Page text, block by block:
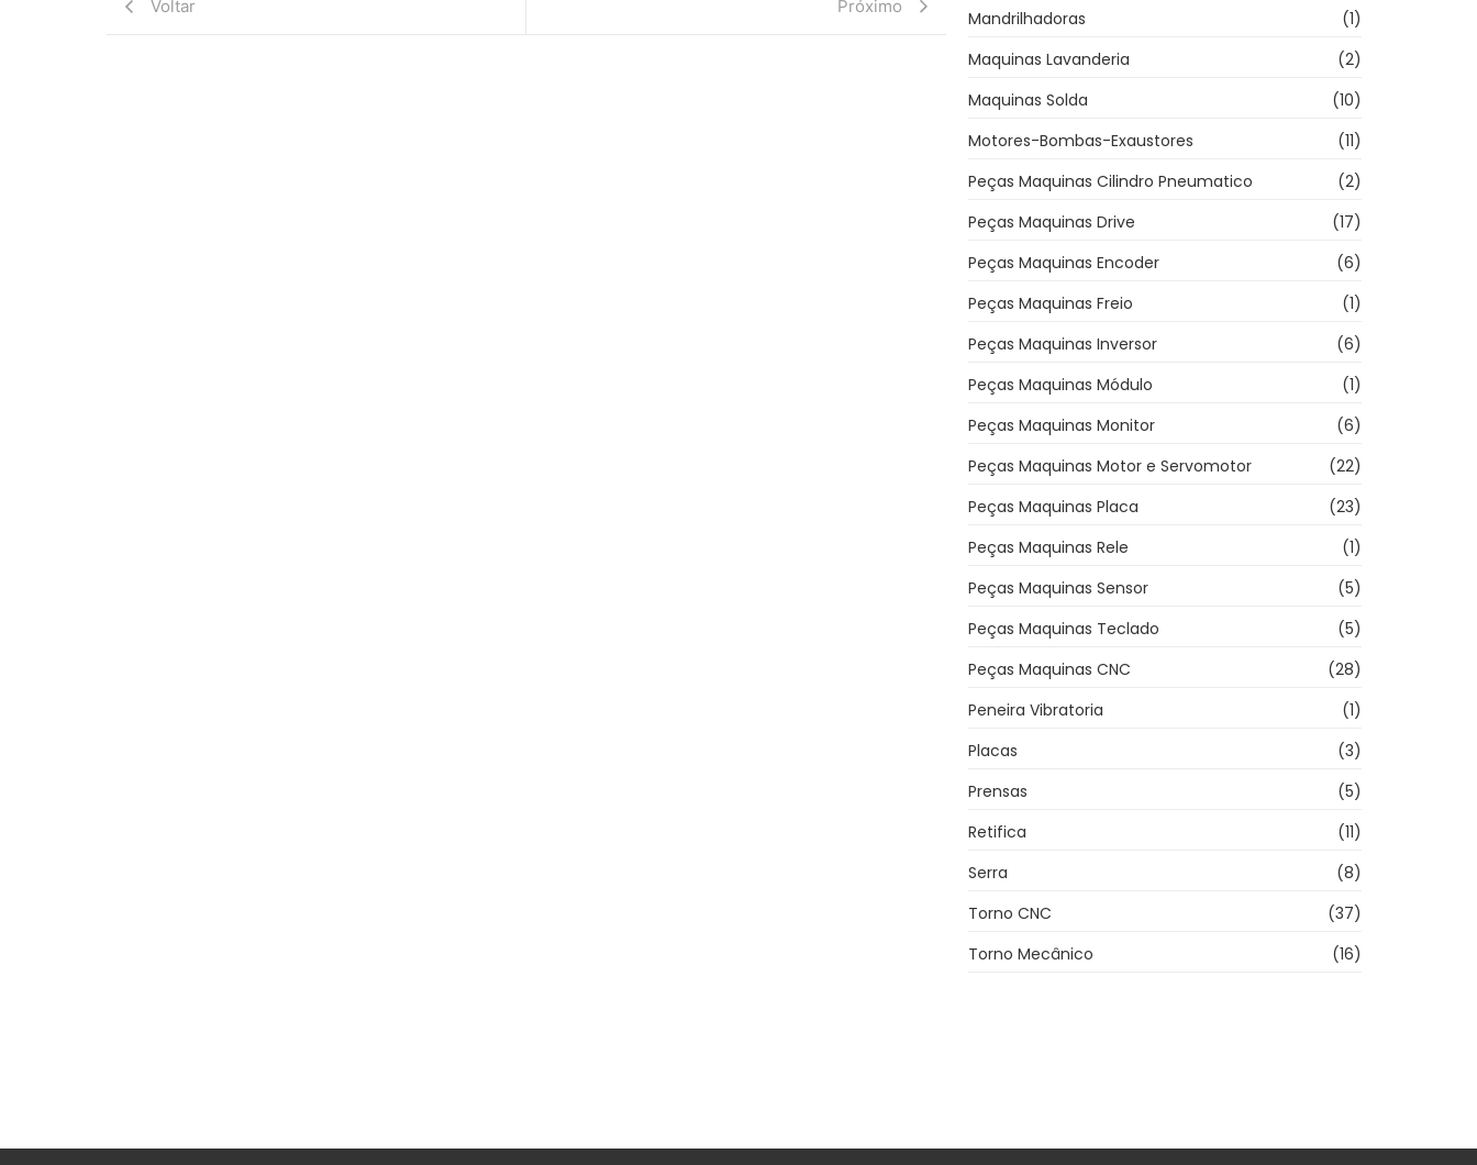
Voltar Próximo
Mandrilhadoras
(1)
Maquinas Lavanderia
(2)
Maquinas Solda
(10)
Motores-Bombas-Exaustores
(11)
Peças Maquinas Cilindro Pneumatico
(2)
Peças Maquinas Drive
(17)
Peças Maquinas Encoder
(6)
Peças Maquinas Freio
(1)
Peças Maquinas Inversor
(6)
Peças Maquinas Módulo
(1)
Peças Maquinas Monitor
(6)
Peças Maquinas Motor e Servomotor
(22)
Peças Maquinas Placa
(23)
Peças Maquinas Rele
(1)
Peças Maquinas Sensor
(5)
Peças Maquinas Teclado
(5)
Peças Maquinas CNC
(28)
Peneira Vibratoria
(1)
Placas
(3)
Prensas
(5)
Retifica
(11)
Serra
(8)
Torno CNC
(37)
Torno Mecânico
(16)